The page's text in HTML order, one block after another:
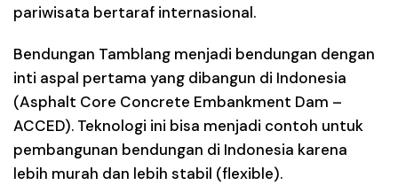
pariwisata bertaraf internasional.
Bendungan Tamblang menjadi bendungan dengan
inti aspal pertama yang dibangun di Indonesia
(Asphalt Core Concrete Embankment Dam –
ACCED). Teknologi ini bisa menjadi contoh untuk
pembangunan bendungan di Indonesia karena
lebih murah dan lebih stabil (flexible).